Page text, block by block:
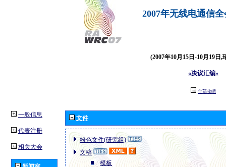
2007年无线电通信
(2007年10月15日-10月19日,
«决议汇编»
全部收缩
一般信息
代表注册
相关大会
文件
粉色文件(研究组)
文稿
模板